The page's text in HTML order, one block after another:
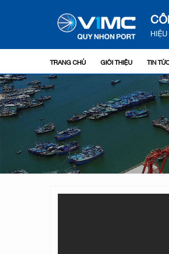
TRANG CHỦ GIỚI THIỆU TIN